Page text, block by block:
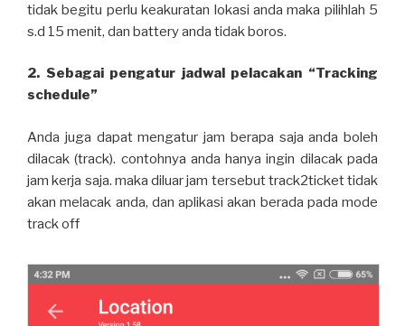
tidak begitu perlu keakuratan lokasi anda maka pilihlah 5
s.d 15 menit, dan battery anda tidak boros.
2. Sebagai pengatur jadwal pelacakan “Tracking
schedule”
Anda juga dapat mengatur jam berapa saja anda boleh
dilacak (track). contohnya anda hanya ingin dilacak pada
jam kerja saja. maka diluar jam tersebut track2ticket tidak
akan melacak anda, dan aplikasi akan berada pada mode
track off